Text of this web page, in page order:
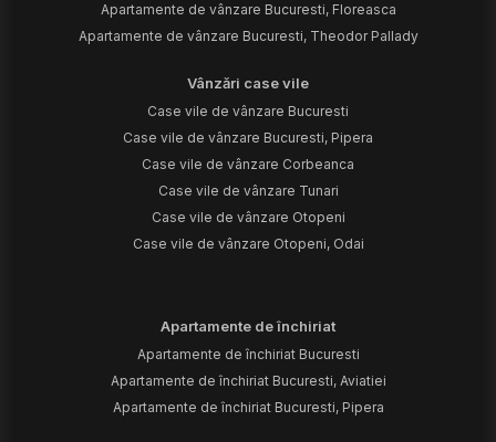
Apartamente de vânzare Bucuresti, Floreasca
Apartamente de vânzare Bucuresti, Theodor Pallady
Vânzări case vile
Case vile de vânzare Bucuresti
Case vile de vânzare Bucuresti, Pipera
Case vile de vânzare Corbeanca
Case vile de vânzare Tunari
Case vile de vânzare Otopeni
Case vile de vânzare Otopeni, Odai
Apartamente de închiriat
Apartamente de închiriat Bucuresti
Apartamente de închiriat Bucuresti, Aviatiei
Apartamente de închiriat Bucuresti, Pipera